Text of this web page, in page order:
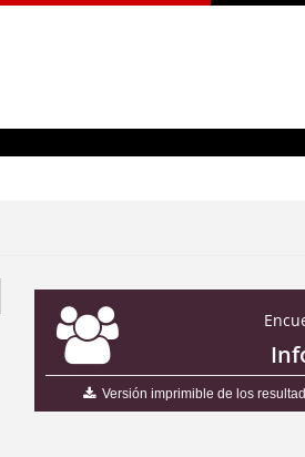
Versión imprimible de los